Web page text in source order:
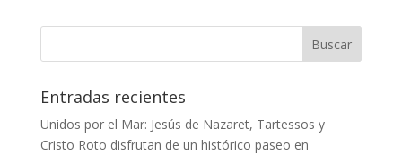
Entradas recientes
Unidos por el Mar: Jesús de Nazaret, Tartessos y
Cristo Roto disfrutan de un histórico paseo en